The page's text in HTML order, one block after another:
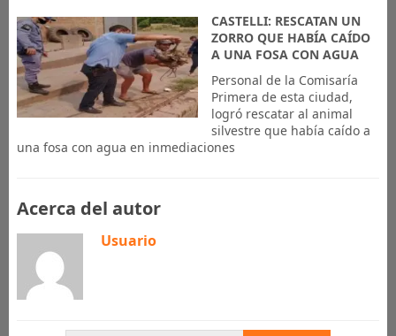
CASTELLI: RESCATAN UN
ZORRO QUE HABÍA CAÍDO
A UNA FOSA CON AGUA
Personal de la Comisaría
Primera de esta ciudad,
logró rescatar al animal
silvestre que había caído a
una fosa con agua en inmediaciones
Acerca del autor
Usuario